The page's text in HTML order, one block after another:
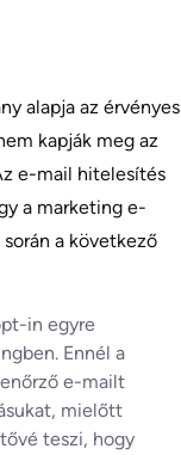
alapja az érvényes
kapják meg az
e-mail hitelesítés
a marketing e-
a következő
in egyre
Ennél a
e-mailt
mielőtt
teszi, hogy